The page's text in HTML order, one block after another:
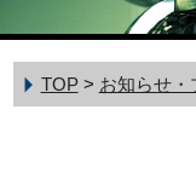
TOP> お知らせ・